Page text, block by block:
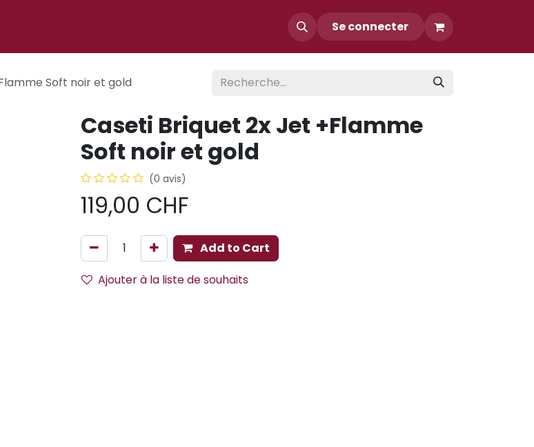
Se connecter
Soft noir et gold
Caseti Briquet 2x Jet +Flamme
Soft noir et gold
(0 avis)
119,00 CHF
Add to Cart
Ajouter à la liste de souhaits